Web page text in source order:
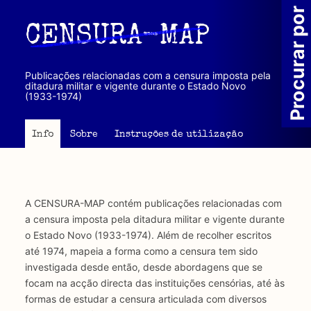
principal
CENSURA-MAP
Publicações relacionadas com a censura imposta pela
ditadura militar e vigente durante o Estado Novo
(1933-1974)
Info Sobre Instruções de utilização
A CENSURA-MAP contém publicações relacionadas com
a censura imposta pela ditadura militar e vigente durante
o Estado Novo (1933-1974). Além de recolher escritos
até 1974, mapeia a forma como a censura tem sido
investigada desde então, desde abordagens que se
focam na acção directa das instituições censórias, até às
formas de estudar a censura articulada com diversos
Procurar por